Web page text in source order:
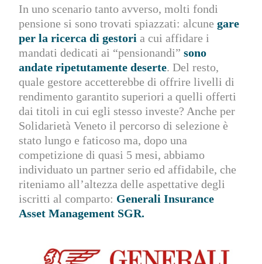
In uno scenario tanto avverso, molti fondi
pensione si sono trovati spiazzati: alcunegare
per la ricerca di gestori a cui affidare i
mandati dedicati ai “pensionandi”sono
andate ripetutamente deserte. Del resto,
quale gestore accetterebbe di offrire livelli di
rendimento garantito superiori a quelli offerti
dai titoli in cui egli stesso investe? Anche per
Solidarietà Veneto il percorso di selezione è
stato lungo e faticoso ma, dopo una
competizione di quasi 5 mesi, abbiamo
individuato un partner serio ed affidabile, che
riteniamo all’altezza delle aspettative degli
iscritti al comparto: Generali Insurance
Asset Management SGR.